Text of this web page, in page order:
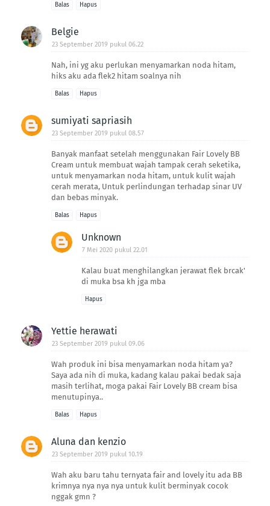
Balas Hapus
Belgie
23 September 2019 pukul 06.22
Nah, ini yg aku perlukan menyamarkan noda hitam,
hiks aku ada flek2 hitam soalnya nih
Balas Hapus
sumiyati sapriasih
23 September 2019 pukul 08.57
Banyak manfaat setelah menggunakan Fair Lovely BB
Cream untuk membuat wajah tampak cerah seketika,
untuk menyamarkan noda hitam, untuk kulit wajah
cerah merata, Untuk perlindungan terhadap sinar UV
dan bebas minyak.
Balas Hapus
Unknown
7 Mei 2020 pukul 22.01
Kalau buat menghilangkan jerawat flek brcak'
di muka bsa kh jga mba
Hapus
Yettie herawati
23 September 2019 pukul 09.06
Wah produk ini bisa menyamarkan noda hitam ya?
Saya ada nih di muka, kadang kalau pakai bedak saja
masih terlihat, moga pakai Fair Lovely BB cream bisa
menutupinya..
Balas Hapus
Aluna dan kenzio
23 September 2019 pukul 10.19
Wah aku baru tahu ternyata fair and lovely itu ada BB
krimnya nya nya nya untuk kulit berminyak cocok
nggak gmn ?